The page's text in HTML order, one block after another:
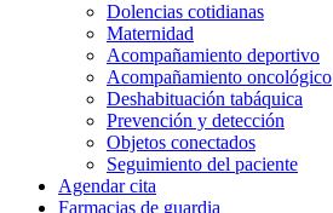
Dolencias cotidianas
Maternidad
Acompañamiento deportivo
Acompañamiento oncológico
Deshabituación tabáquica
Prevención y detección
Objetos conectados
Seguimiento del paciente
Agendar cita
Farmacias de guardia